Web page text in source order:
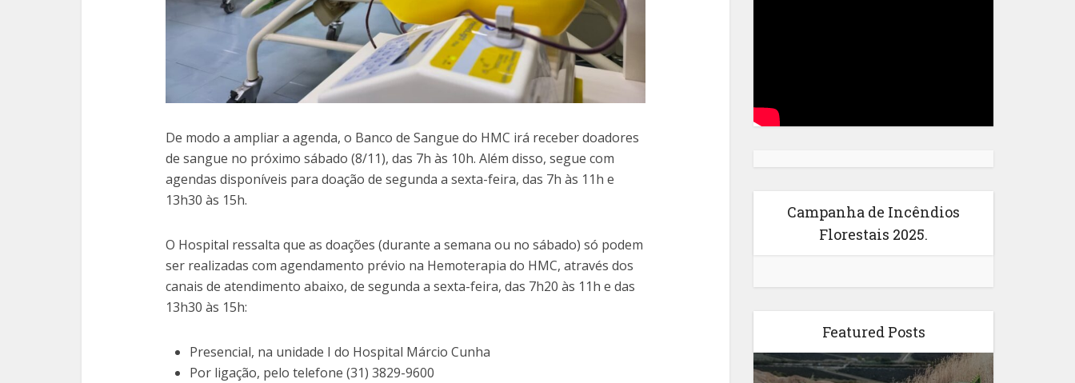
De modo a ampliar a agenda, o Banco de Sangue do HMC irá receber doadores
de sangue no próximo sábado (8/11), das 7h às 10h. Além disso, segue com
agendas disponíveis para doação de segunda a sexta-feira, das 7h às 11h e
13h30 às 15h.
O Hospital ressalta que as doações (durante a semana ou no sábado) só podem
ser realizadas com agendamento prévio na Hemoterapia do HMC, através dos
canais de atendimento abaixo, de segunda a sexta-feira, das 7h20 às 11h e das
13h30 às 15h:
Presencial, na unidade I do Hospital Márcio Cunha
Por ligação, pelo telefone (31) 3829-9600
Campanha de Incêndios
Florestais 2025.
Featured Posts